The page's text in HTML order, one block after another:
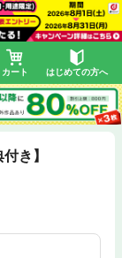
カート はじめての方へ
き】